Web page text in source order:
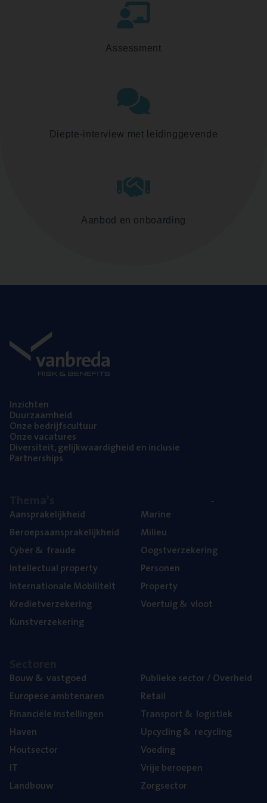
Assessment
Diepte-interview met leidinggevende
Aanbod en onboarding
Inzich­ten
Duur­zaam­heid
Onze bedrijfs­cul­tuur
Onze vaca­tu­res
Diver­si­teit, gelijk­waar­dig­heid en inclusie
Part­ner­ships
Aan­spra­ke­lijk­heid
Beroeps­aan­spra­ke­lijk­heid
Cyber& fraude
Intel­lec­tu­al property
Inter­na­ti­o­na­le Mobiliteit
Kre­diet­ver­ze­ke­ring
Kunst­ver­ze­ke­ring
Mari­ne
Mili­eu
Oogst­ver­ze­ke­ring
Per­so­nen
Pro­per­ty
Voer­tuig& vloot
Bouw& vastgoed
Euro­pe­se ambtenaren
Finan­ci­ë­le instellingen
Haven
Hout­sec­tor
IT
Land­bouw
Publie­ke sec­tor / Overheid
Retail
Trans­port& logistiek
Upcy­cling& recycling
Voe­ding
Vrije beroe­pen
Zorg­sec­tor